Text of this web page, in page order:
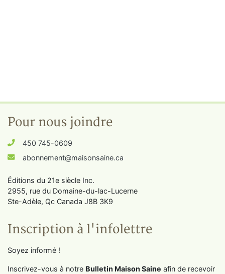
Pour nous joindre
450 745-0609
abonnement@maisonsaine.ca
Éditions du 21e siècle Inc.
2955, rue du Domaine-du-lac-Lucerne
Ste-Adèle, Qc Canada J8B 3K9
Inscription à l'infolettre
Soyez informé !
Inscrivez-vous à notre Bulletin Maison Saine afin de recevoir